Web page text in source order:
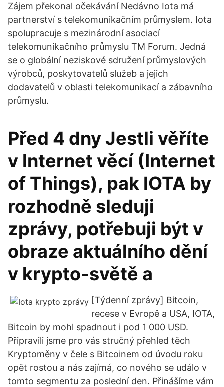
Zájem překonal očekávání Nedávno Iota má
partnerství s telekomunikačním průmyslem. Iota
spolupracuje s mezinárodní asociací
telekomunikačního průmyslu TM Forum. Jedná
se o globální neziskové sdružení průmyslových
výrobců, poskytovatelů služeb a jejich
dodavatelů v oblasti telekomunikací a zábavního
průmyslu.
Před 4 dny Jestli věříte
v Internet věcí (Internet
of Things), pak IOTA by
rozhodně sleduji
zprávy, potřebuji být v
obraze aktuálního dění
v krypto-světě a
[Týdenní zprávy] Bitcoin,
recese v Evropě a USA, IOTA,
Bitcoin by mohl spadnout i pod 1 000 USD.
Připravili jsme pro vás stručný přehled těch
Kryptoměny v čele s Bitcoinem od úvodu roku
opět rostou a nás zajímá, co nového se událo v
tomto segmentu za poslední den. Přinášíme vám